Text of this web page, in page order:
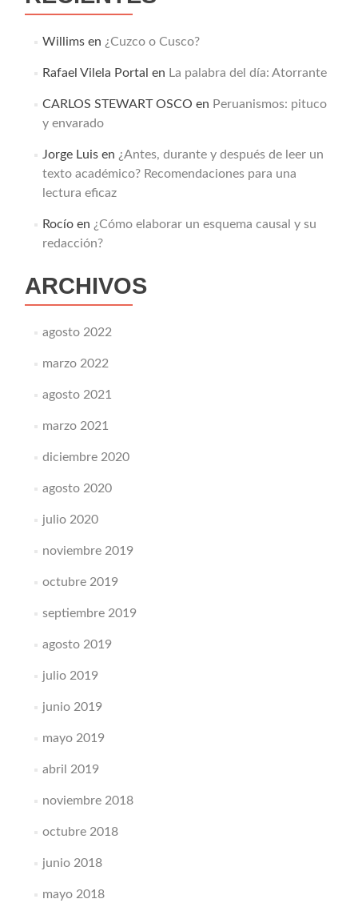
Willimsen ¿Cuzco o Cusco?
Rafael Vilela Portal en La palabra del día: Atorrante
CARLOS STEWART OSCO en Peruanismos: pituco
y envarado
Jorge Luisen ¿Antes, durante y después de leer un
texto académico? Recomendaciones para una
lectura eficaz
Rocíoen ¿Cómo elaborar un esquema causal y su
redacción?
ARCHIVOS
agosto 2022
marzo 2022
agosto 2021
marzo 2021
diciembre 2020
agosto 2020
julio 2020
noviembre 2019
octubre 2019
septiembre 2019
agosto 2019
julio 2019
junio 2019
mayo 2019
abril 2019
noviembre 2018
octubre 2018
junio 2018
mayo 2018